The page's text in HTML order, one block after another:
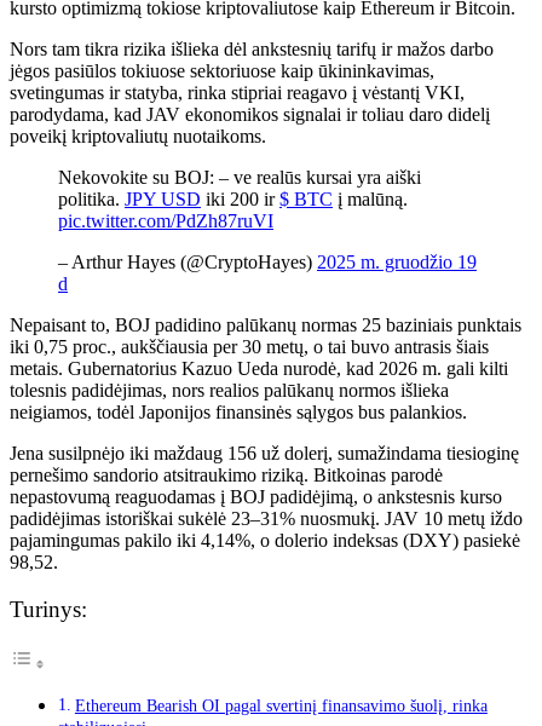
kursto optimizmą tokiose kriptovaliutose kaip Ethereum ir Bitcoin.
Nors tam tikra rizika išlieka dėl ankstesnių tarifų ir mažos darbo
jėgos pasiūlos tokiuose sektoriuose kaip ūkininkavimas,
svetingumas ir statyba, rinka stipriai reagavo į vėstantį VKI,
parodydama, kad JAV ekonomikos signalai ir toliau daro didelį
poveikį kriptovaliutų nuotaikoms.
Nekovokite su BOJ: – ve realūs kursai yra aiški
politika. JPY USD iki 200 ir$ BTC į malūną.
pic.twitter.com/PdZh87ruVI
– Arthur Hayes (@CryptoHayes) 2025 m. gruodžio 19
d
Nepaisant to, BOJ padidino palūkanų normas 25 baziniais punktais
iki 0,75 proc., aukščiausia per 30 metų, o tai buvo antrasis šiais
metais. Gubernatorius Kazuo Ueda nurodė, kad 2026 m. gali kilti
tolesnis padidėjimas, nors realios palūkanų normos išlieka
neigiamos, todėl Japonijos finansinės sąlygos bus palankios.
Jena susilpnėjo iki maždaug 156 už dolerį, sumažindama tiesioginę
pernešimo sandorio atsitraukimo riziką. Bitkoinas parodė
nepastovumą reaguodamas į BOJ padidėjimą, o ankstesnis kurso
padidėjimas istoriškai sukėlė 23–31% nuosmukį. JAV 10 metų iždo
pajamingumas pakilo iki 4,14%, o dolerio indeksas (DXY) pasiekė
98,52.
Turinys:
Ethereum Bearish OI pagal svertinį finansavimo šuolį, rinka